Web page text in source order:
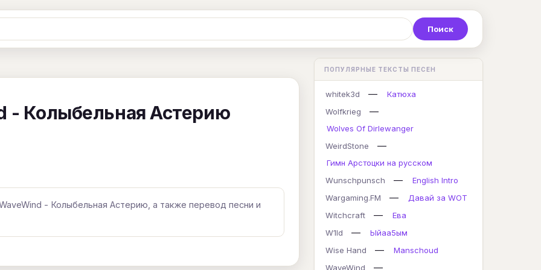
С Т У Ф Х Ц
L M N O P Q
Z #
- Колыбельная Астерию
- Колыбельная Астерию, а также перевод песни и
ПОПУЛЯРНЫЕ ТЕКСТЫ ПЕСЕН
whitek3d —
Катюха
Wolfkrieg
—
Wolves Of Dirlewanger
WeirdStone
—
Гимн Арстоцки на русском
Wunschpunsch
—
English Intro
Wargaming.FM
—
Давай за WOT
Witchcraft
—
Ева
W1ld
—
Ыйаа5ым
Wise Hand
—
Manschoud
WaveWind
—